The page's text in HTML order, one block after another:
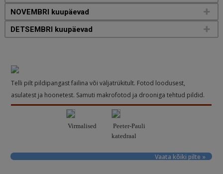
NOVEMBRI kuupäevad
DETSEMBRI kuupäevad
Telli pilt pildipangast failina või väljatrükitult. Fotod loodusest,
asulatest ja hoonetest. Samuti makrofotod ja drooniga tehtud pildid.
Virmalised
Peeter-Pauli
katedraal
Vaata kõiki pilte »